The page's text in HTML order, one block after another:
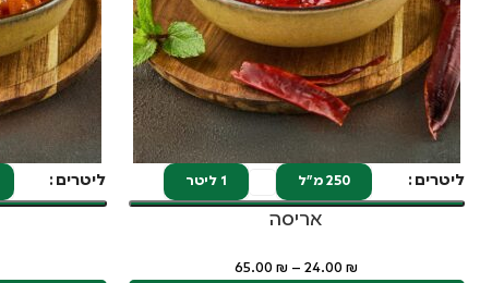
ליטרים 250 מ"ל 1 ליטר
אריסה
24.00₪
–
65.00₪
ליטרים